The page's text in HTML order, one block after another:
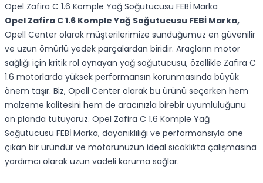
Opel Zafira C 1.6 Komple Yağ Soğutucusu FEBİ Marka
Opel Zafira C 1.6 Komple Yağ Soğutucusu FEBİ Marka,
Opell Center olarak müşterilerimize sunduğumuz en güvenilir
ve uzun ömürlü yedek parçalardan biridir. Araçların motor
sağlığı için kritik rol oynayan yağ soğutucusu, özellikle Zafira C
1.6 motorlarda yüksek performansın korunmasında büyük
önem taşır. Biz, Opell Center olarak bu ürünü seçerken hem
malzeme kalitesini hem de aracınızla birebir uyumluluğunu
ön planda tutuyoruz. Opel Zafira C 1.6 Komple Yağ
Soğutucusu FEBİ Marka, dayanıklılığı ve performansıyla öne
çıkan bir üründür ve motorunuzun ideal sıcaklıkta çalışmasına
yardımcı olarak uzun vadeli koruma sağlar.